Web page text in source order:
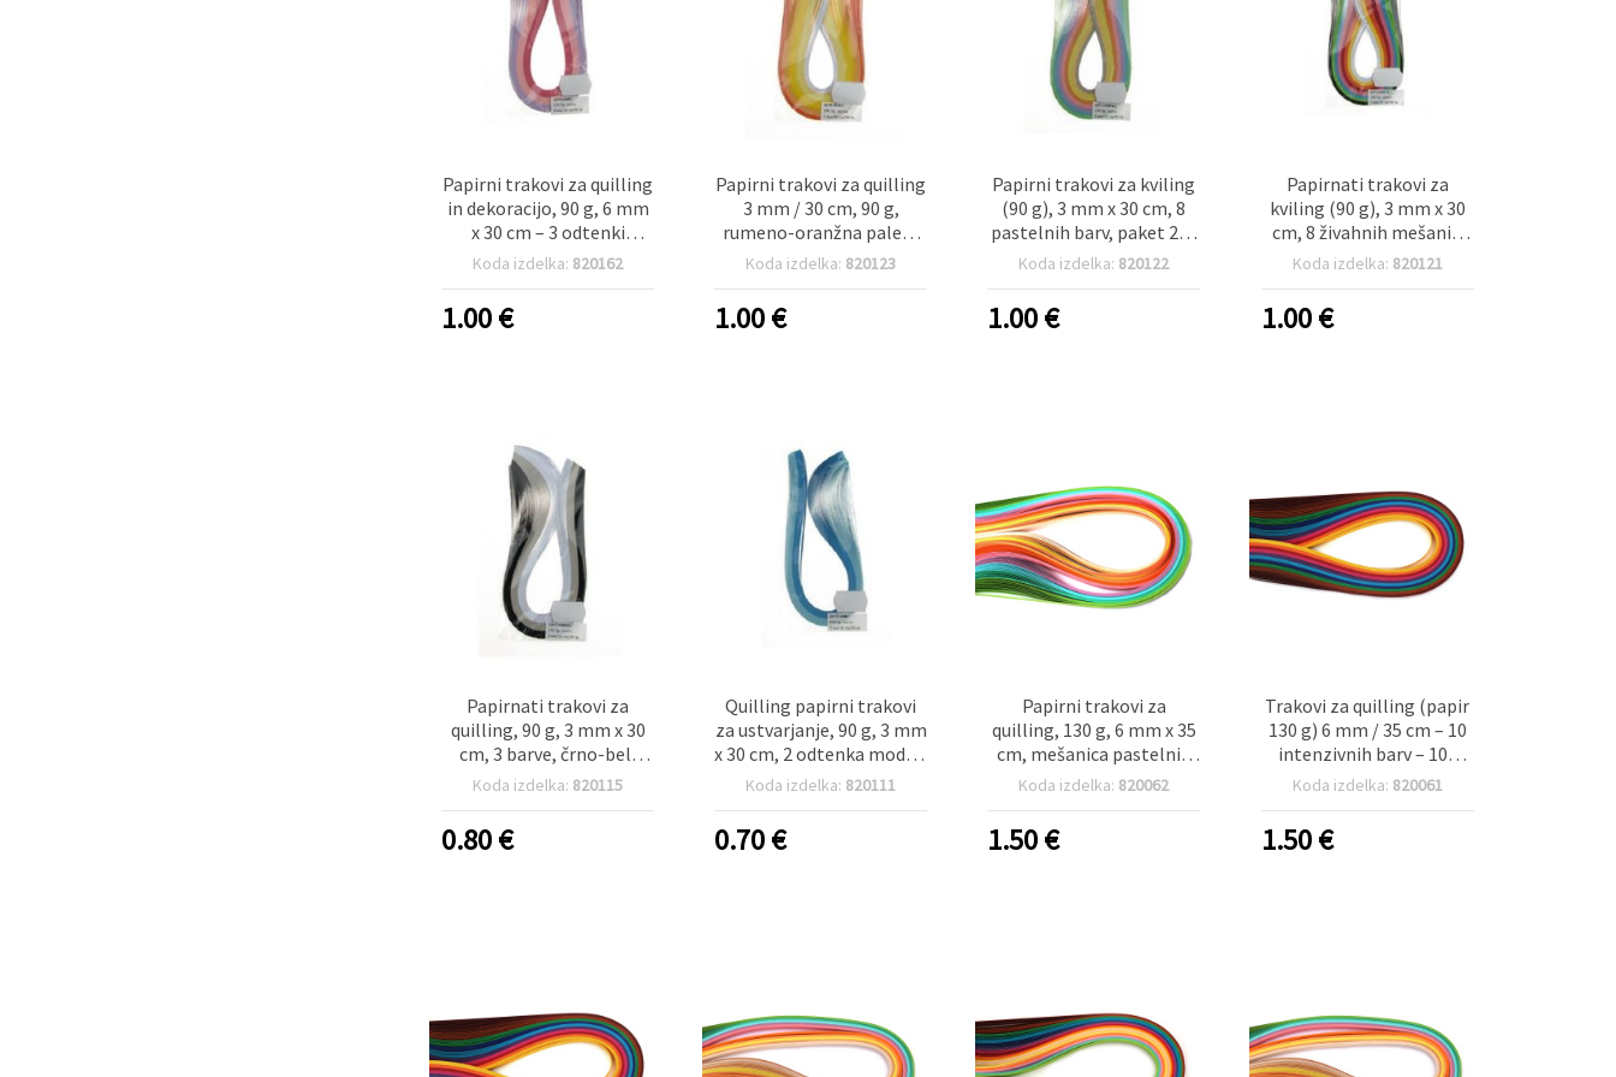
Papirni trakovi za quilling
in dekoracijo, 90 g, 6 mm
x 30 cm – 3 odtenki
rožnate, 150 kosov
Koda izdelka: 820162
1.00€
Papirni trakovi za quilling
3 mm / 30 cm, 90 g,
rumeno-oranžna paleta
(asortirano), 8 barv,
Koda izdelka: 820123
1.00€
Papirni trakovi za kviling
(90 g), 3 mm x 30 cm, 8
pastelnih barv, paket 200
kosov
Koda izdelka: 820122
1.00€
Papirnati trakovi za
kviling (90 g), 3 mm x 30
cm, 8 živahnih mešanih
barv – 200 kosov
Koda izdelka: 820121
1.00€
Papirnati trakovi za
quilling, 90 g, 3 mm x 30
cm, 3 barve, črno-beli
miks - 150 kosov
Koda izdelka: 820115
0.80€
Quilling papirni trakovi
za ustvarjanje, 90 g, 3 mm
x 30 cm, 2 odtenka modre,
paket 100 kosov
Koda izdelka: 820111
0.70€
Papirni trakovi za
quilling, 130 g, 6 mm x 35
cm, mešanica pastelnih
barv, 100 kos.
Koda izdelka: 820062
1.50€
Trakovi za quilling (papir
130 g) 6 mm / 35 cm – 10
intenzivnih barv – 100
kosov
Koda izdelka: 820061
1.50€